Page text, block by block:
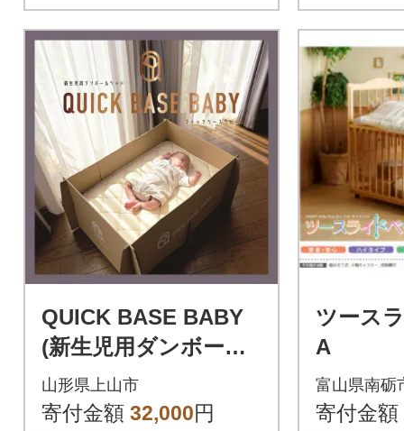
QUICK BASE BABY
(新生児用ダンボール
ベッド)フルセット
0157-2602
山形県上山市
寄付金額 32,000円
ツース
A
富山県南砺
寄付金額